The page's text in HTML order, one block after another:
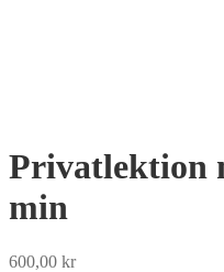
Privatlektion
min
600,00 kr